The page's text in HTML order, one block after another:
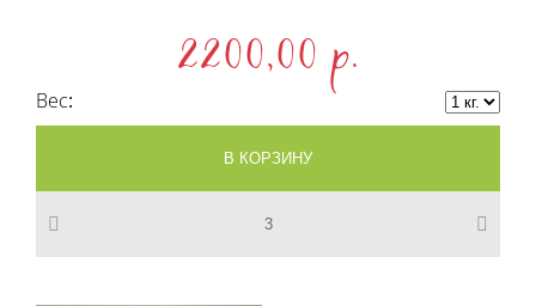
2200,00 p.
Вес